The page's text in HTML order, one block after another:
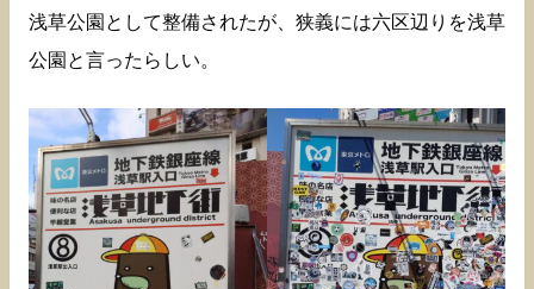
浅草公園として整備されたが、狭義には六区辺りを浅草
公園と言ったらしい。